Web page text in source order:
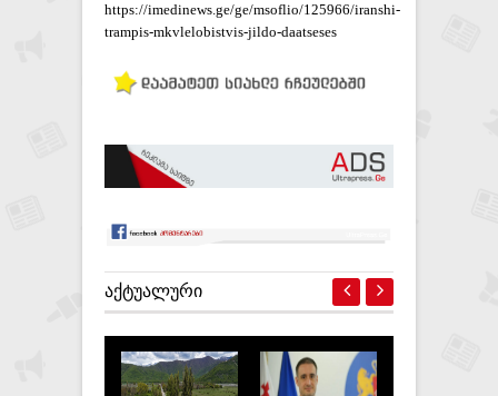
https://imedinews.ge/ge/msoflio/125966/iranshi-
trampis-mkvlelobistvis-jildo-daatseses
ᲐᲥᲢᲣᲐᲚᲣᲠᲘ